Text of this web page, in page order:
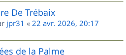
De Trébaix
jpr31 « 22 avr. 2026, 20:17
de la Palme